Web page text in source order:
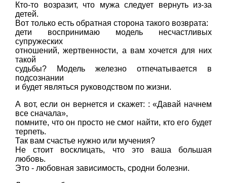
Кто-то возразит, что мужа следует вернуть из-за
детей.
Вот только есть обратная сторона такого возврата:
дети воспринимаю модель несчастливых
супружеских
отношений, жертвенности, а вам хочется для них
такой
судьбы? Модель железно отпечатывается в
подсознании
и будет являться руководством по жизни.
А вот, если он вернется и скажет: : «Давай начнем
все сначала»,
помните, что он просто не смог найти, кто его будет
терпеть.
Так вам счастье нужно или мучения?
Не стоит восклицать, что это ваша большая
любовь.
Это - любовная зависимость, сродни болезни.